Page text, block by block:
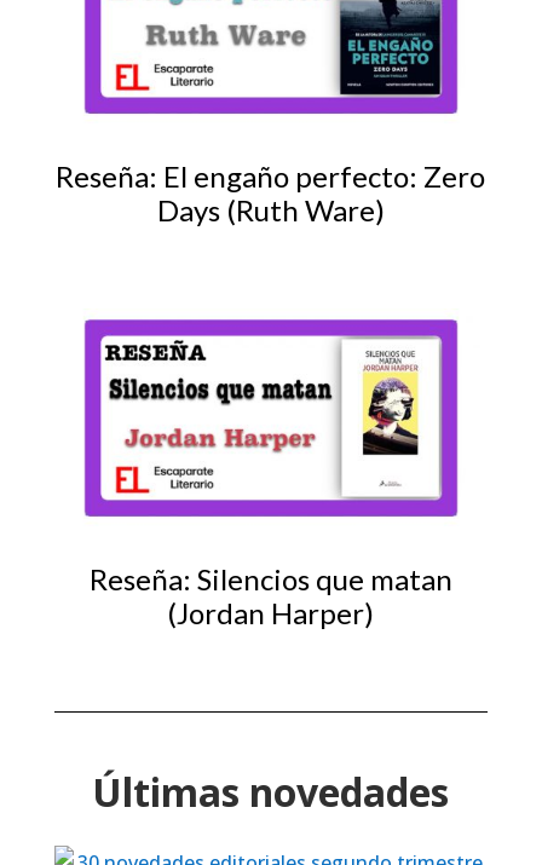
Reseña: El engaño perfecto: Zero
Days (Ruth Ware)
Reseña: Silencios que matan
(Jordan Harper)
Últimas novedades